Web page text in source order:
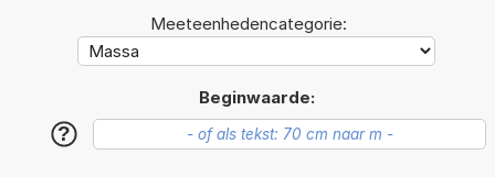
Meeteenhedencategorie:
Beginwaarde:
?